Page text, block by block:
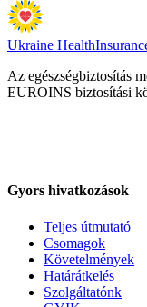
Ukraine Health
Az egészségbiztosítás
EUROINS biztosítási
Gyors hivatkozások
Teljes útmutató
Csomagok
Követelmények
Határátkelés
Szolgáltatónk